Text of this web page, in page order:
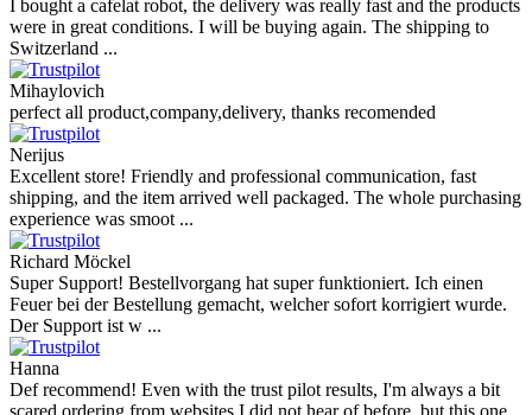
I bought a cafelat robot, the delivery was really fast and the products
were in great conditions. I will be buying again. The shipping to
Switzerland ...
Mihaylovich
perfect all product,company,delivery, thanks recomended
Nerijus
Excellent store! Friendly and professional communication, fast
shipping, and the item arrived well packaged. The whole purchasing
experience was smoot ...
Richard Möckel
Super Support! Bestellvorgang hat super funktioniert. Ich einen
Feuer bei der Bestellung gemacht, welcher sofort korrigiert wurde.
Der Support ist w ...
Hanna
Def recommend! Even with the trust pilot results, I'm always a bit